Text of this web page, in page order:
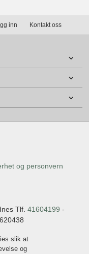
inn Kontakt oss
og personvern
Tlf. 41604199 -
slik at
og